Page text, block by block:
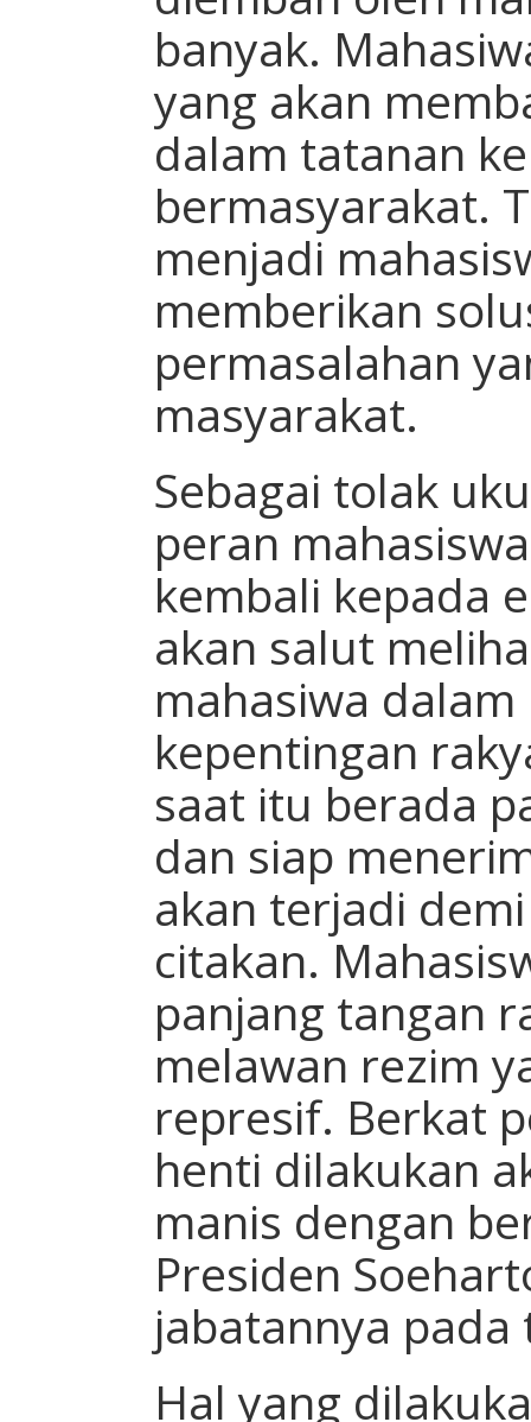
banyak.
yang akan
dalam tatanan
bermasyarakat.
menjadi
memberikan
permasalahan
masyarakat.
Sebagai tolak
peran
kembali kepada
akan salut
mahasiwa
kepentingan
saat itu berada
dan siap
akan terjadi
citakan.
panjang tangan
melawan rezim
represif. Berkat
henti dilakukan
manis dengan
Presiden
jabatannya pada
Hal yang